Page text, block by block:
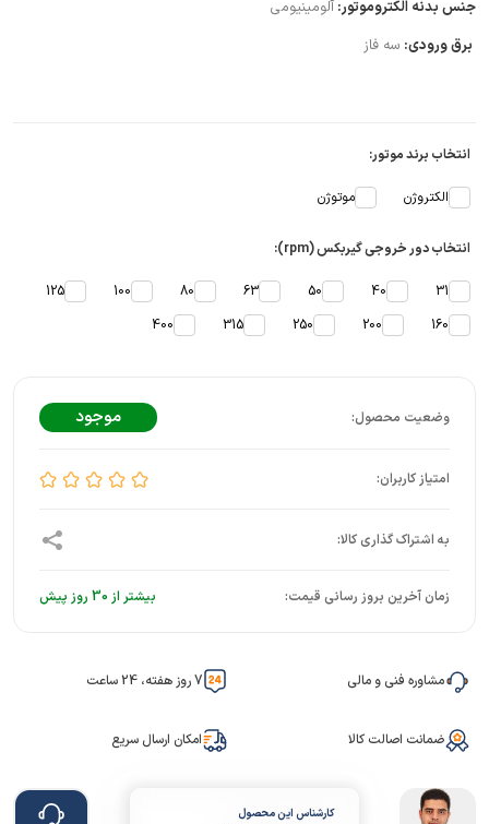
جنس بدنه الکتروموتور: آلومینیومی
برق ورودی: سه فاز
انتخاب برند موتور:
الکتروژن موتوژن
انتخاب دور خروجی گیربکس (rpm):
31
40
50
63
80
100
125
160
200
250
315
400
موجود
زمان آخرین بروز رسانی قیمت: بیشتر از 30 روز پیش
مشاوره فنی و مالی 7 روز هفته، 24 ساعت
ضمانت اصالت کالا امکان ارسال سریع
کارشناس این محصول